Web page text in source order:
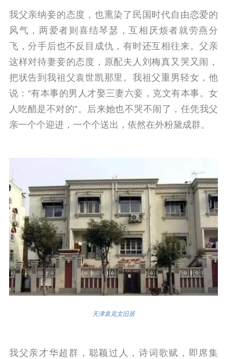
我父亲纳妾的态度，也熏染了民国时代自由恋爱的
风气，两爱者则喜结琴瑟，互相厌烦者就劳燕分
飞，分手后也不反目成仇，有时还互相往来。父亲
这样对待妻妾的态度，原配夫人刘梅真又哭又闹，
把状告到我祖父袁世凯那里。 我祖父重男轻女，他
说：“有本事的男人才娶三妻六妾，克文有本事。女
人吃醋是不对的”。 后来她也不哭不闹了，任凭我父
亲一个个迎进，一个个送出，依然在外粉黛成群。
天津袁克文旧居
我父亲才华超群，聪颖过人，诗词歌赋，即席集